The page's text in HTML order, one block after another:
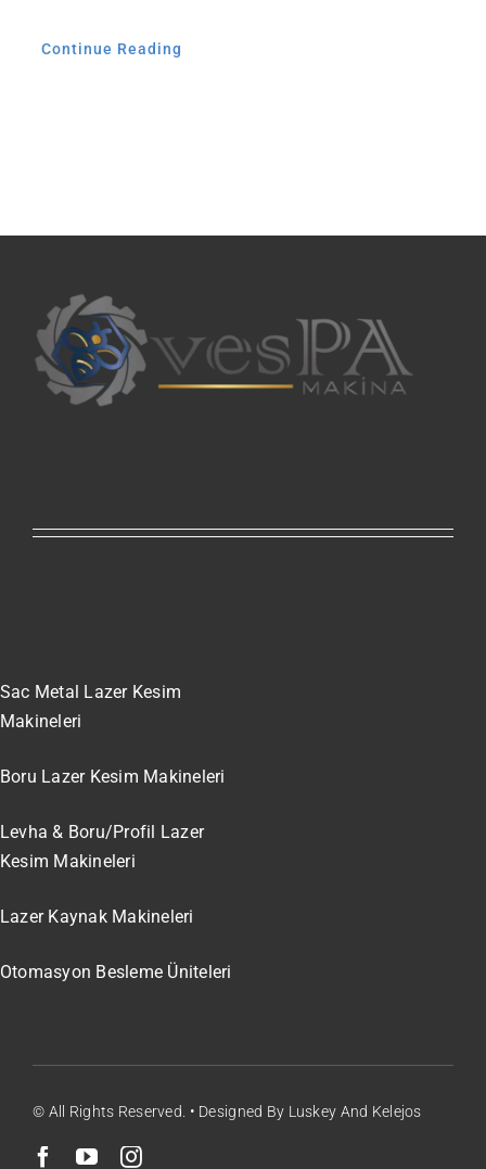
Continue Reading
Sac Metal Lazer Kesim
Makineleri
Boru Lazer Kesim Makineleri
Levha & Boru/Profil Lazer
Kesim Makineleri
Lazer Kaynak Makineleri
Otomasyon Besleme Üniteleri
© All Rights Reserved. • Designed By Luskey And Kelejos